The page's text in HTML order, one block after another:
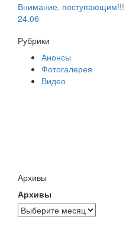
Внимание, поступающим!!!
24.06
Рубрики
Анонсы
Фотогалерея
Видео
Архивы
Архивы